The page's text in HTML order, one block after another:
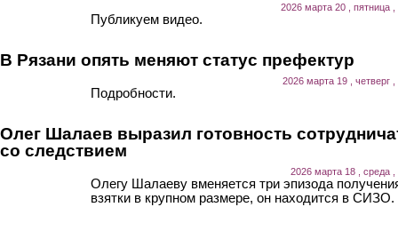
2026 марта 20 , пятница ,
Публикуем видео.
В Рязани опять меняют статус префектур
2026 марта 19 , четверг ,
Подробности.
Олег Шалаев выразил готовность
со следствием
2026 марта 18 , среда ,
Олегу Шалаеву вменяется три эпизода
взятки в крупном размере, он находится в СИЗО.